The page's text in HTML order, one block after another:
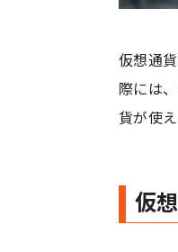
仮想通
際には
貨が使
仮